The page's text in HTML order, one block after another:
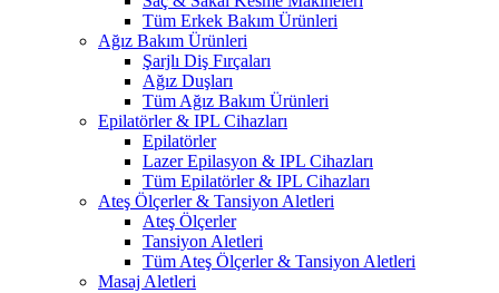
Tüm Erkek Bakım Ürünleri
Ağız Bakım Ürünleri
Şarjlı Diş Fırçaları
Ağız Duşları
Tüm Ağız Bakım Ürünleri
Epilatörler & IPL Cihazları
Epilatörler
Lazer Epilasyon & IPL Cihazları
Tüm Epilatörler & IPL Cihazları
Ateş Ölçerler & Tansiyon Aletleri
Ateş Ölçerler
Tansiyon Aletleri
Tüm Ateş Ölçerler & Tansiyon Aletleri
Masaj Aletleri